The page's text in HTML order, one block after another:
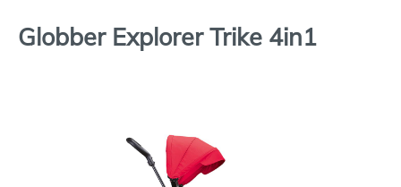
Globber Explorer Trike 4in1